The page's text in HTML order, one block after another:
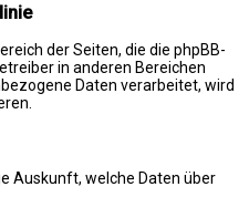
der Seiten, die die phpBB-
in anderen Bereichen
Daten verarbeitet, wird
Auskunft, welche Daten über